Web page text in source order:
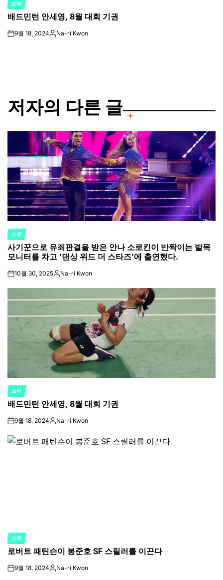
POSTED
IN
오락
배드민턴 안세영, 8월 대회 기권
on9월 18, 2024Posted
Na-ri Kwon
저자의 다른 글
POSTED
IN
오락
사기꾼으로 유죄판결을 받은 안나 소로킨이 반짝이는 발목
모니터를 차고 ‘댄싱 위드 더 스타즈’에 출연했다.
on10월 30, 2025Posted
Na-ri Kwon
POSTED
IN
오락
배드민턴 안세영, 8월 대회 기권
on9월 18, 2024Posted
Na-ri Kwon
POSTED
IN
오락
로버트 패틴슨이 봉준호 SF 스릴러를 이끈다
on9월 18, 2024Posted
Na-ri Kwon